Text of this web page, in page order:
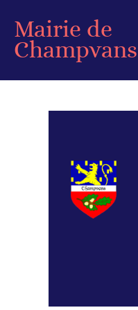
Mairie de
Champvans